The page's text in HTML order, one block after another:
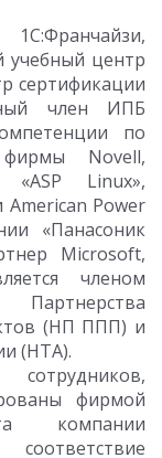
учебный центр
сертификации
член ИПБ
по
Novell,
Linux»,
Power
«Панасоник
Microsoft,
членом
Партнерства
(НП ППП) и
(НТА).
фирмой
компании